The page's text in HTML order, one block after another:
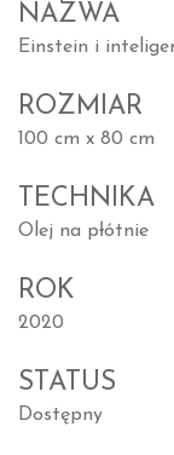
NAZWA
Einstein i
ROZMIAR
100 cm x 80 cm
TECHNIKA
Olej na płótnie
ROK
2020
STATUS
Dostępny